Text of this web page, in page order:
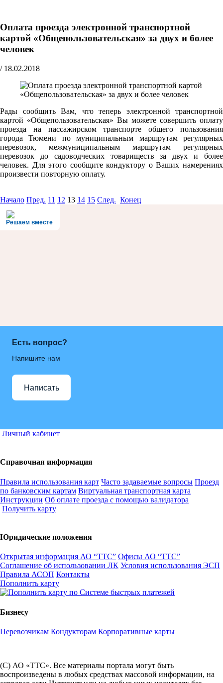
Оплата проезда электронной транспортной
картой «Общепользовательская» за двух и более
человек
/ 18.02.2018
Рады сообщить Вам, что теперь электронной транспортной
картой «Общепользовательская» Вы можете совершить оплату
проезда на пассажирском транспорте общего пользования
города Тюмени по муниципальным маршрутам регулярных
перевозок, межмуниципальным маршрутам регулярных
перевозок до садоводческих товариществ за двух и более
человек. Для этого сообщите кондуктору о Ваших намерениях
произвести повторную оплату.
Начало Пред. 11 12 13 14 15 След. Конец
Решаем вместе
Есть вопрос?
Напишите нам
Написать
Личный кабинет
Справочная информация
Правила использования карт Часто задаваемые вопросы Проезд
по банковским картам Виртуальная транспортная карта
Инструкции Об оплате проезда с помощью валидатора
Получить карту
Юридические положения
Открытая информация АО “ТТС” Офисы АО “ТТС”
Соглашение об использовании ЛК Условия использования ЭСП
Правила АСОП Контакты
Пополнить карту
Бизнесу
Перевозчикам Кондукторам Корпоративные карты
(С) АО «ТТС». Все материалы портала могут быть
воспроизведены в любых средствах массовой информации, на